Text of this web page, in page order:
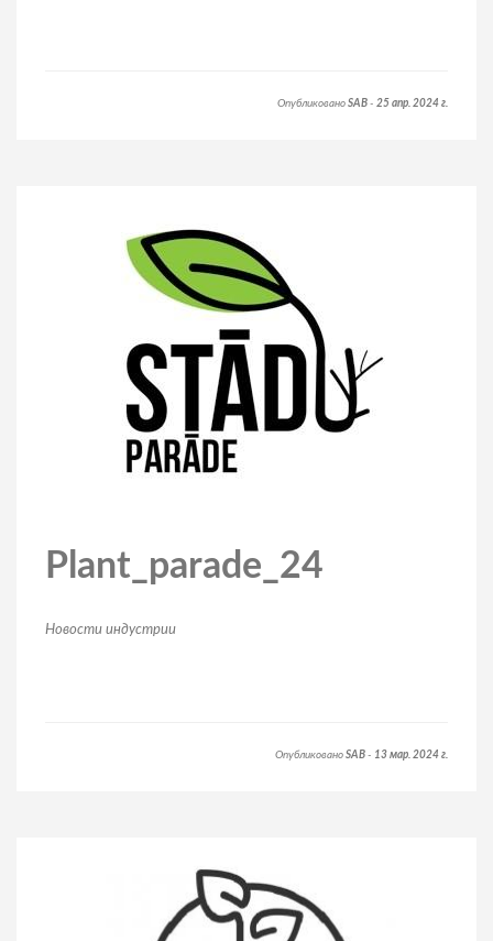
Опубликовано SAB - 25 апр. 2024 г.
Plant_parade_24
Hовости индустрии
Опубликовано SAB - 13 мар. 2024 г.